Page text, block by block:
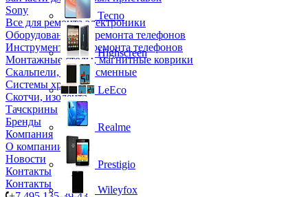
Sony
Все для ремонта электроники
Оборудование для ремонта телефонов
Инструменты для ремонта телефонов
Монтажные столы, магнитные коврики
Скальпели, лезвия сменные
Системы хранения
Скотчи, изолента
Тачскрины
Бренды
Компания
О компании
Новости
Контакты
Контакты
Tecno
Highscreen
LeEco
Realme
Prestigio
Wileyfox